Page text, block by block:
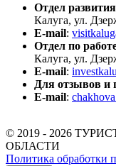
Отдел
Калуга, ул.
E-mail:
Отдел по
Калуга, ул.
E-mail:
Для отзывов и
E-mail:
© 2019 - 2026
ОБЛАСТИ
Политика обработки